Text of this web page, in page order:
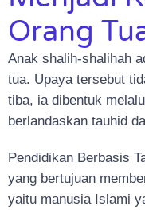
Orang
Anak shalih-shalihah
tua. Upaya tersebut
tiba, ia dibentuk
berlandaskan tauhid
Pendidikan Berbasis
yang bertujuan
yaitu manusia Islami